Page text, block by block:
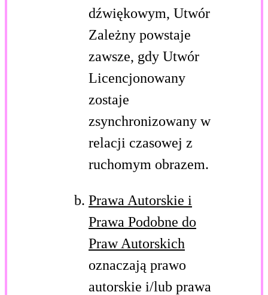
dźwiękowym, Utwór
Zależny powstaje
zawsze, gdy Utwór
Licencjonowany
zostaje
zsynchronizowany w
relacji czasowej z
ruchomym obrazem.
Prawa Autorskie i
Prawa Podobne do
Praw Autorskich
oznaczają prawo
autorskie i/lub prawa